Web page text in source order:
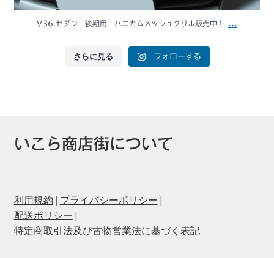
V36 セダン 後期用 ハニカムメッシュグリル販売中！ ...
さらに見る フォローする
いこら商店街について
利用規約 | プライバシーポリシー |
配送ポリシー |
特定商取引法及び古物営業法に基づく表記